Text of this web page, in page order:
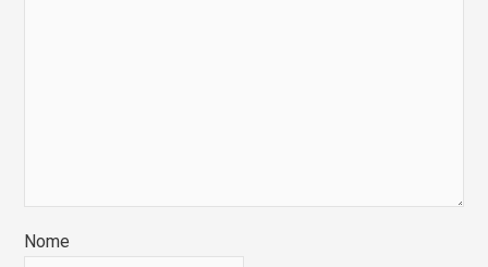
Nome